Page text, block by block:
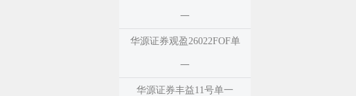
一
华源证券观盈26022FOF单
一
华源证券丰益11号单一